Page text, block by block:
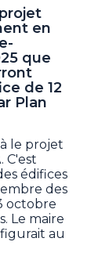
en
que
de 12
Plan
le projet
C'est
édifices
des
octobre
Le maire
au